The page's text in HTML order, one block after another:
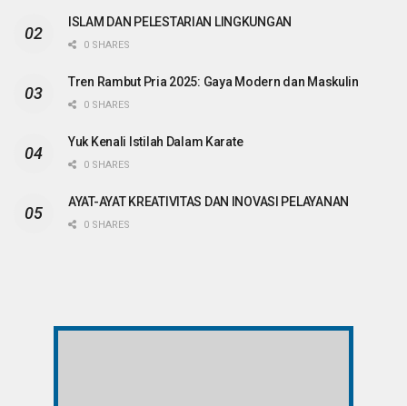
ISLAM DAN PELESTARIAN LINGKUNGAN
0 SHARES
Tren Rambut Pria 2025: Gaya Modern dan Maskulin
0 SHARES
Yuk Kenali Istilah Dalam Karate
0 SHARES
AYAT-AYAT KREATIVITAS DAN INOVASI PELAYANAN
0 SHARES